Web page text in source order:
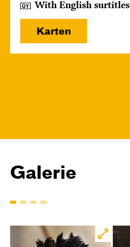
With English surtitles
Karten
Galerie